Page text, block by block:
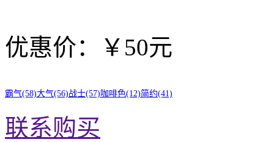
优惠价：￥50元
霸气(58)大气(56)战士(57)咖啡色(12)简约(41)
联系购买